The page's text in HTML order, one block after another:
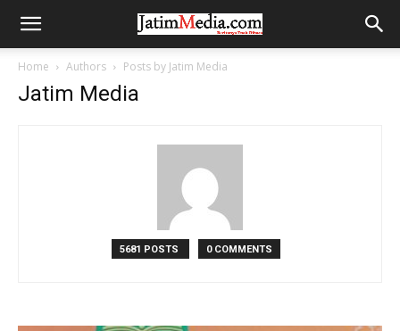
Home Authors Posts by Jatim Media
Jatim Media
5681 POSTS 0 COMMENTS